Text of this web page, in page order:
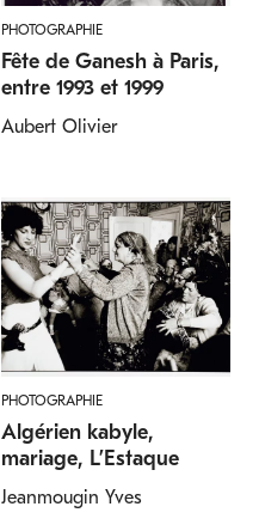
PHOTOGRAPHIE
Fête de Ganesh à Paris,
entre 1993 et 1999
Aubert Olivier
PHOTOGRAPHIE
Algérien kabyle,
mariage, L’Estaque
Jeanmougin Yves
Raie du Xingu
DIPNEUSTS
South American
lungfish (dipnoi)